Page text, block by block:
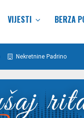
VIJESTI BERZA
Nekretnine Padrino